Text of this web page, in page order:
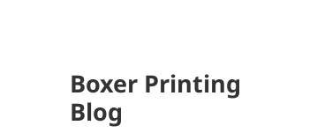
Boxer Printing
Blog